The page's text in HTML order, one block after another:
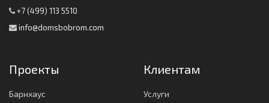
+7 (499) 113 5510
info@domsbobrom.com
Проекты
Барнхаус
Клиентам
Услуги